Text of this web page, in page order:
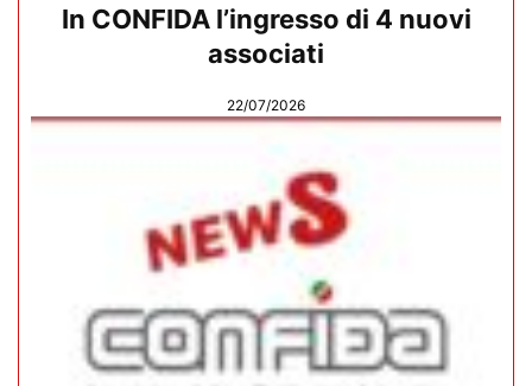
In CONFIDA l’ingresso di 4 nuovi
associati
22/07/2026